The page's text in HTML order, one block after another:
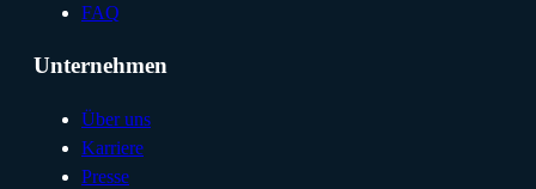
FAQ
Unternehmen
Über uns
Karriere
Presse